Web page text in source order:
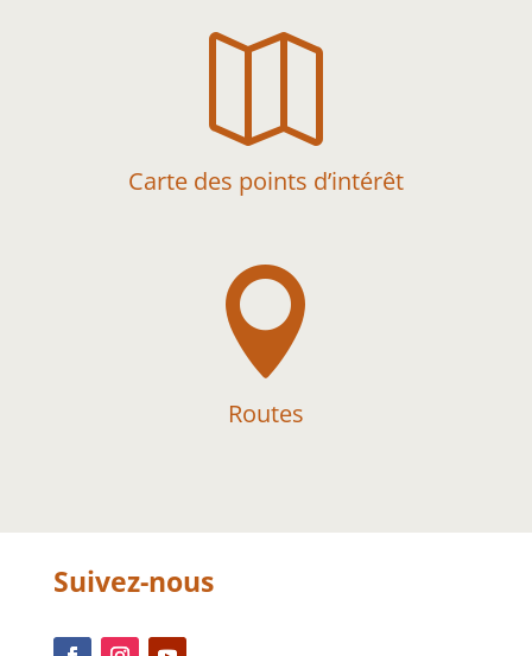

Carte des points d’intérêt

Routes
Suivez-nous